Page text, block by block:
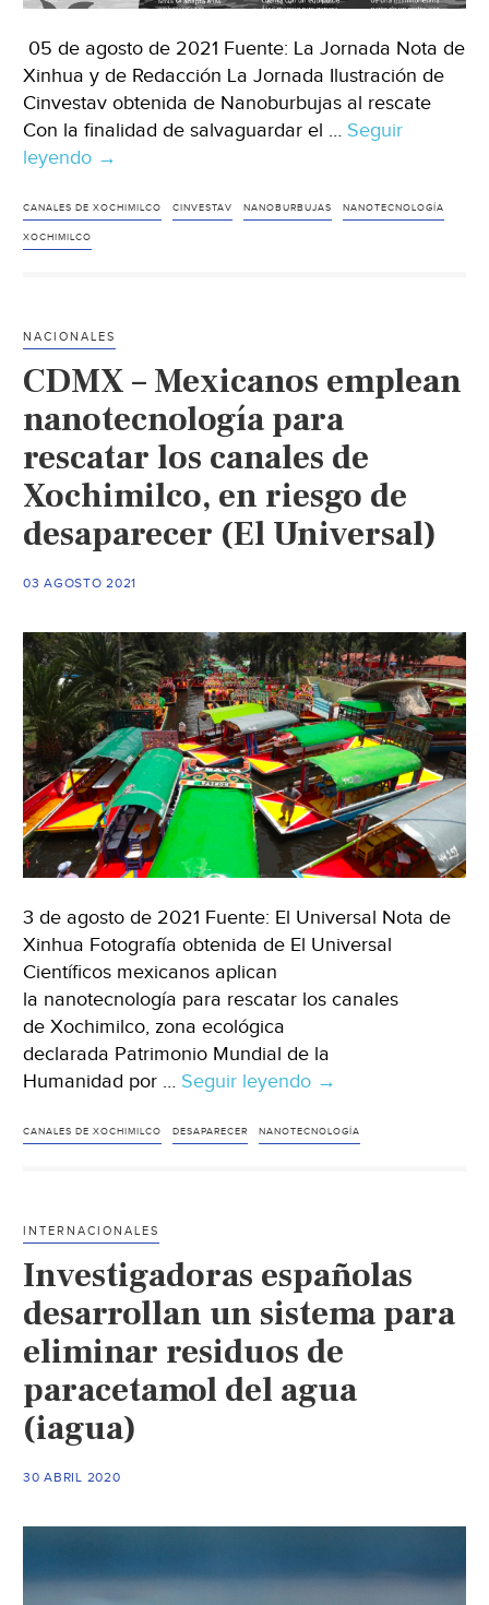
05 de agosto de 2021 Fuente: La Jornada Nota de
Xinhua y de Redacción La Jornada Ilustración de
Cinvestav obtenida de Nanoburbujas al rescate
Con la finalidad de salvaguardar el … Seguir
leyendo Ciudad
México-
para
oxigenar
agua
desde
nanotecnología
(La
Jornada)
→
CANALES DE XOCHIMILCO CINVESTAV NANOBURBUJAS NANOTECNOLOGÍA
XOCHIMILCO
NACIONALES
CDMX – Mexicanos emplean
nanotecnología para
rescatar los canales de
Xochimilco, en riesgo de
desaparecer (El Universal)
03 AGOSTO 2021
3 de agosto de 2021 Fuente: El Universal Nota de
Xinhua Fotografía obtenida de El Universal
Científicos mexicanos aplican
la nanotecnología para rescatar los canales
de Xochimilco, zona ecológica
declarada Patrimonio Mundial de la
Humanidad por … Seguir leyendo CDMX
Mexicanos
los
de
Xochimilco,
en
→
CANALES DE XOCHIMILCO DESAPARECER NANOTECNOLOGÍA
INTERNACIONALES
Investigadoras españolas
desarrollan un sistema para
eliminar residuos de
paracetamol del agua
(iagua)
30 ABRIL 2020